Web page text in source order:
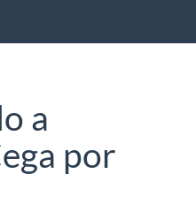
a
por